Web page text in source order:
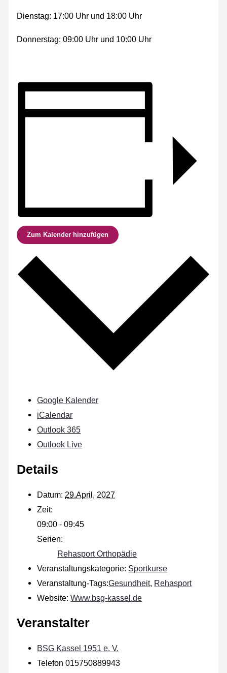
Dienstag: 17:00 Uhr und 18:00 Uhr
Donnerstag: 09:00 Uhr und 10:00 Uhr
Zum Kalender hinzufügen
Google Kalender
iCalendar
Outlook 365
Outlook Live
Details
Datum: 29.April, 2027
Zeit:
09:00 - 09:45
Serien:
Rehasport Orthopädie
Veranstaltungskategorie: Sportkurse
Veranstaltung-Tags:Gesundheit, Rehasport
Website: Www.bsg-kassel.de
Veranstalter
BSG Kassel 1951 e. V.
Telefon015750889943